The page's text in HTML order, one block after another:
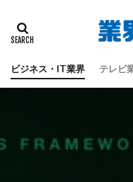
ビジネス・IT業界 テレビ
地震
黒田六彦